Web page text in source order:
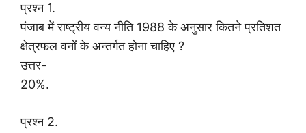
प्रश्न 1.
पंजाब में राष्ट्रीय वन्य नीति 1988 के अनुसार कितने प्रतिशत
क्षेत्रफल वनों के अन्तर्गत होना चाहिए ?
उत्तर-
20%.
प्रश्न 2.